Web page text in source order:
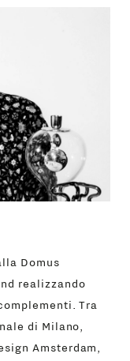
Domus
realizzando
Tra
di Milano,
Amsterdam,